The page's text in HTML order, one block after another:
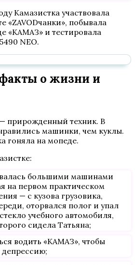
Камазистка участвовала
«ZAVODчанки», побывала
«КАМАЗ» и тестировала
NEO.
о жизни и
прирожденный техник. В
машинки, чем куклы.
гоняла на мопеде.
большими машинами
на первом практическом
— с кузова грузовика,
оторвался полог и упал
учебного автомобиля,
сидела Татьяна;
водить «КАМАЗ», чтобы
депрессию;